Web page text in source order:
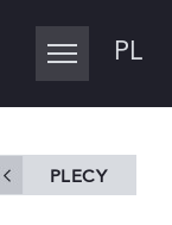
Toggle
navigation
PL
PLECY